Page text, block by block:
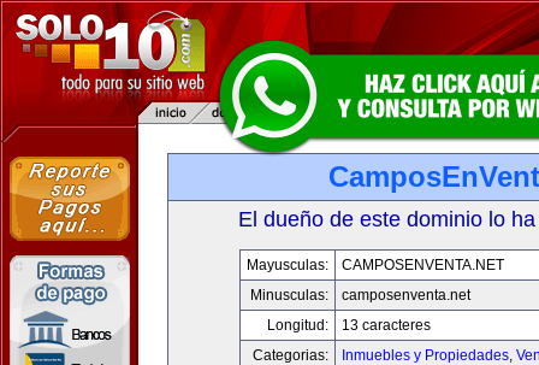
El dueño de este dominio lo
Mayusculas:
CAMPOSENVENTA.NET
Minusculas:
camposenventa.net
Longitud:
13 caracteres
Categorias:
Inmuebles y Propiedades,